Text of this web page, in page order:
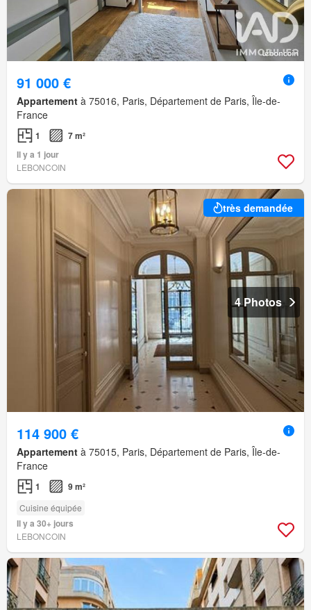
91 000 €
Appartement à 75016, Paris, Département de Paris, Île-de-
France
1
7 m²
Il y a 1 jour
LEBONCOIN
très demandée
4 Photos
114 900 €
Appartement à 75015, Paris, Département de Paris, Île-de-
France
1 9 m²
Cuisine équipée
Il y a 30+ jours
LEBONCOIN